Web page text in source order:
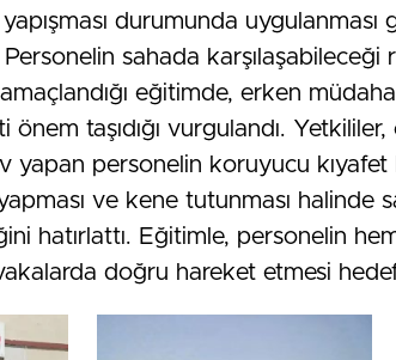
durumunda uygulanması
sahada karşılaşabileceği
eğitimde, erken
önem taşıdığı vurgulandı.
yapan personelin koruyucu kıyafet
ve kene tutunması halinde
hatırlattı. Eğitimle, personelin
doğru hareket etmesi